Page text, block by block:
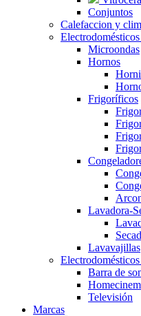
Conjuntos
Calefaccion y
Microondas
Hornos
Frigoríficos
Lavadora-
Lavavajillas
Barra de
Televisión
Marcas